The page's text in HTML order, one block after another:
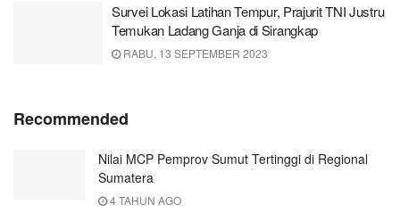
Survei Lokasi Latihan Tempur, Prajurit TNI Justru
Temukan Ladang Ganja di Sirangkap
RABU, 13 SEPTEMBER 2023
Recommended
Nilai MCP Pemprov Sumut Tertinggi di Regional
Sumatera
4 TAHUN AGO